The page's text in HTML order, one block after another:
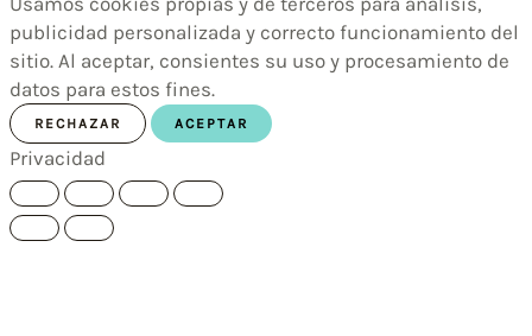
publicidad personalizada y correcto funcionamiento del
sitio. Al aceptar, consientes su uso y procesamiento de
datos para estos fines.
RECHAZAR ACEPTAR
Privacidad